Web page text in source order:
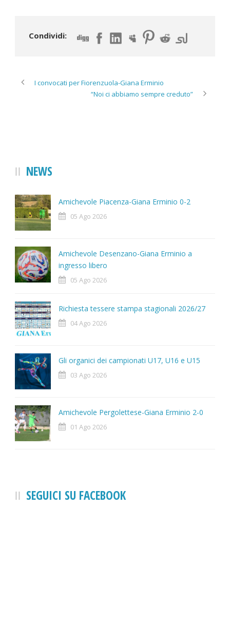
Condividi:
I convocati per Fiorenzuola-Giana Erminio
“Noi ci abbiamo sempre creduto”
NEWS
Amichevole Piacenza-Giana Erminio 0-2
05 Ago 2026
Amichevole Desenzano-Giana Erminio a
ingresso libero
05 Ago 2026
Richiesta tessere stampa stagionali 2026/27
04 Ago 2026
Gli organici dei campionati U17, U16 e U15
03 Ago 2026
Amichevole Pergolettese-Giana Erminio 2-0
01 Ago 2026
SEGUICI SU FACEBOOK